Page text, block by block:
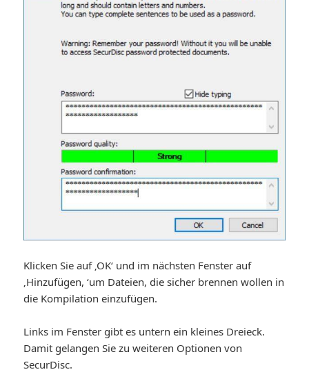
Klicken Sie auf ‚OK‘ und im nächsten Fenster auf
‚Hinzufügen, ‘um Dateien, die sicher brennen wollen in
die Kompilation einzufügen.
Links im Fenster gibt es untern ein kleines Dreieck.
Damit gelangen Sie zu weiteren Optionen von
SecurDisc.